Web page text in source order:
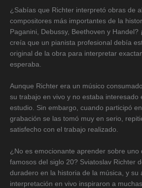
¿Sabías que Richter interpretó obras de
compositores más importantes de la
Paganini, Debussy, Beethoven y Handel?
creía que un pianista profesional debía
original de la obra para interpretar
esperaba.
Aunque Richter era un músico
su trabajo en vivo y no estaba interesado
estudio. Sin embargo, cuando participó
grabación se las tomó muy en serio,
satisfecho con el trabajo realizado.
¿No es emocionante aprender sobre uno
famosos del siglo 20? Sviatoslav Richter
duradero en la historia de la música, y su
interpretación en vivo inspiraron a